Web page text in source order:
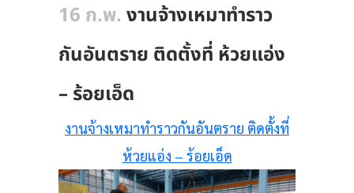
16 ก.พ.งานจ้างเหมาทำราว
กันอันตราย ติดตั้งที่ ห้วยแอ่ง
– ร้อยเอ็ด
งานจ้างเหมาทำราวกันอันตราย ติดตั้งที่
ห้วยแอ่ง – ร้อยเอ็ด